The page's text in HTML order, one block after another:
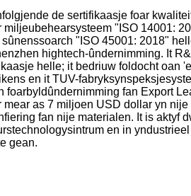
de sertifikaasje foar
miljeubehearsysteem "ISO 14001:
"ISO 45001: 2018"
hightech-ûndernimming. It
helle; it bedriuw foldocht oan
en it TUV-
foarbyldûndernimming fan Export
mear as 7 miljoen USD dollar yn
fan nije materialen. It is aktyf
en in
gean.